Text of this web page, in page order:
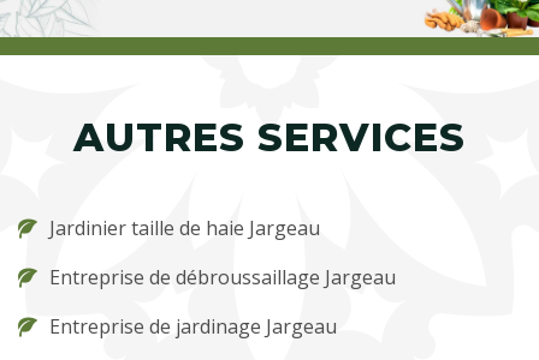
AUTRES SERVICES
Jardinier taille de haie Jargeau
Entreprise de débroussaillage Jargeau
Entreprise de jardinage Jargeau